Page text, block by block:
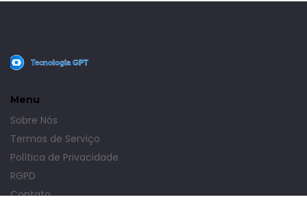
Menu
Sobre Nós
Termos de Serviço
Política de Privacidade
RGPD
Contato